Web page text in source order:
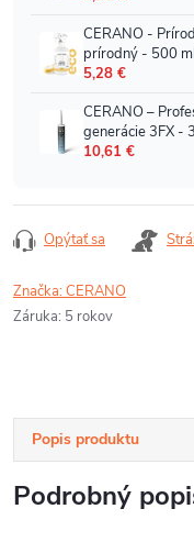
Opýtať sa
Značka:CERANO
Záruka: 5 rokov
Popis produktu
Podrobný